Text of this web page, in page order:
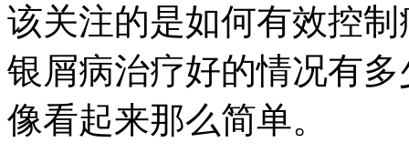
该关注的是如何有效控
银屑病治疗好的情况有
像看起来那么简单。